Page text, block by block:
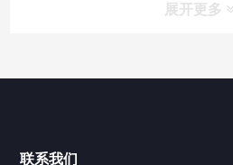
展开更多
联系我们